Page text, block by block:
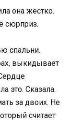
она жёстко.
сюрприз.
спальни.
выкидывает
это. Сказала.
за двоих. Не
считает